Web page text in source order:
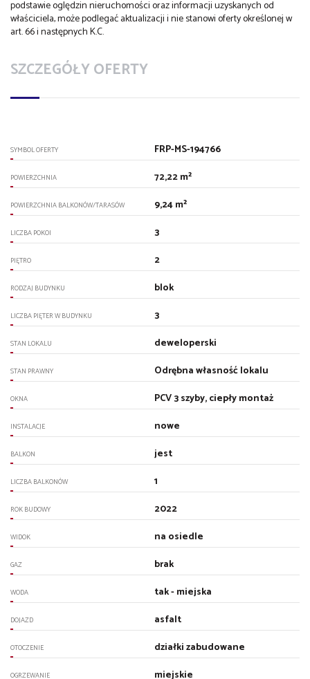
podstawie oględzin nieruchomości oraz informacji uzyskanych od
właściciela, może podlegać aktualizacji i nie stanowi oferty określonej w
art. 66 i następnych K.C.
SZCZEGÓŁY OFERTY
SYMBOL OFERTY FRP-MS-194766
POWIERZCHNIA 72,22 m²
POWIERZCHNIA BALKONÓW/TARASÓW 9,24 m²
LICZBA POKOI 3
PIĘTRO 2
RODZAJ BUDYNKU blok
LICZBA PIĘTER W BUDYNKU 3
STAN LOKALU deweloperski
STAN PRAWNY Odrębna własność lokalu
OKNA PCV 3 szyby, ciepły montaż
INSTALACJE nowe
BALKON jest
LICZBA BALKONÓW 1
ROK BUDOWY 2022
WIDOK na osiedle
GAZ brak
WODA tak - miejska
DOJAZD asfalt
OTOCZENIE działki zabudowane
OGRZEWANIE miejskie